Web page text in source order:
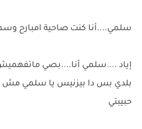
سلمي....أنا كنت صاحية امبارح
إياد ....سلمي أنا....بصي
بلدي بس دا بيزنيس يا سلمي مش
حبيبتي